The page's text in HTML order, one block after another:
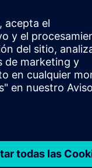
y el
y
Siemens
implementarlo,